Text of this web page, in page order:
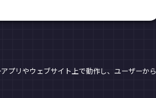
プリやウェブサイト上で動作し、ユーザーから